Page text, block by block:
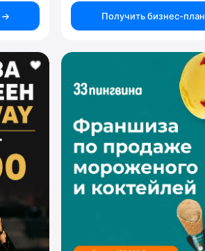
Получить бизнес-план